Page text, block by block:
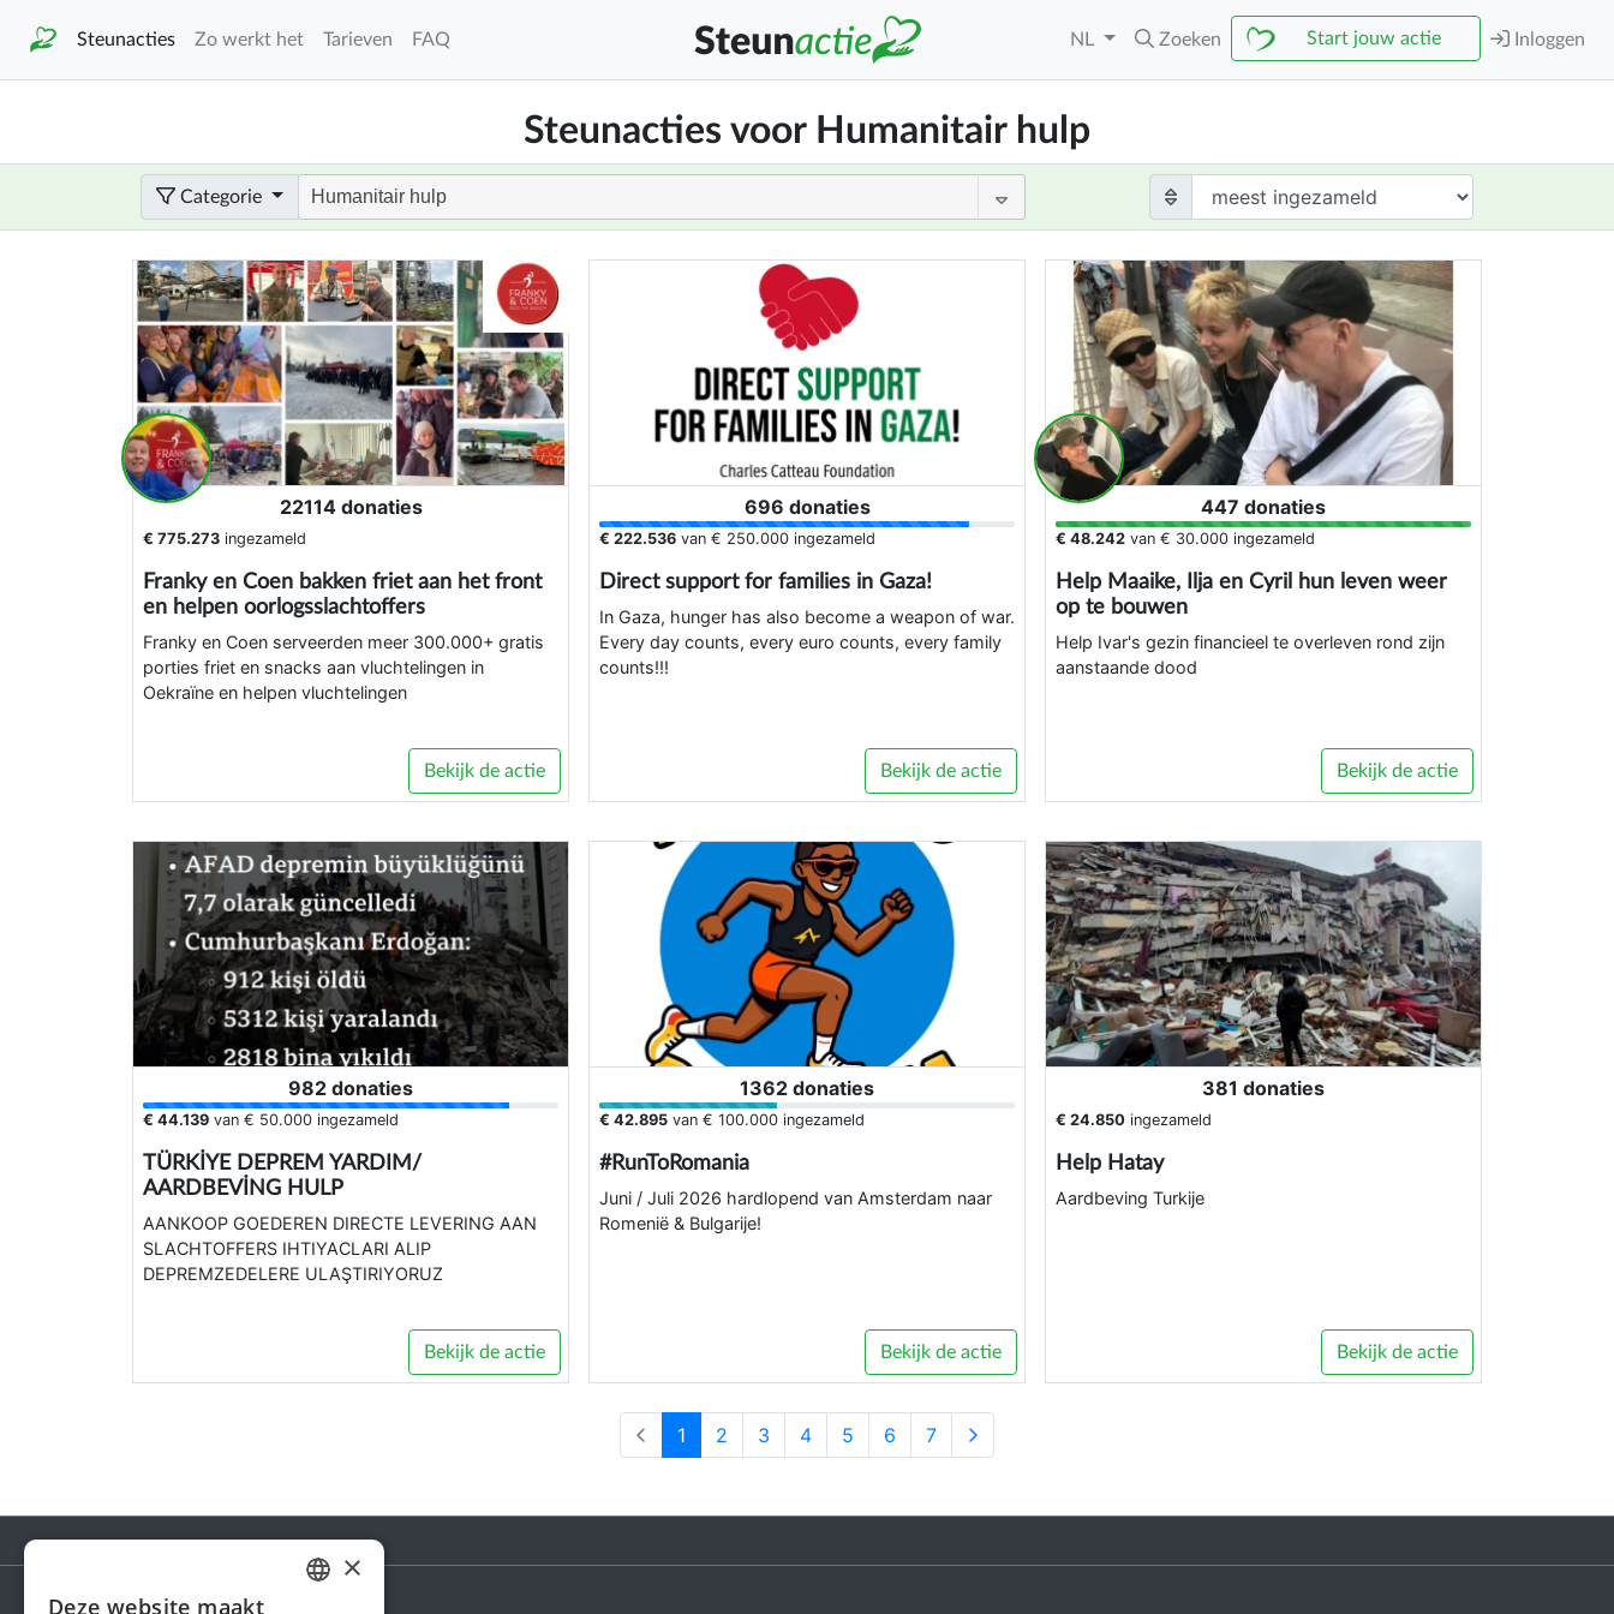
Steunacties Zo werkt het Tarieven FAQ NL Zoeken Start jouw actie Inloggen
Steunacties voor Humanitair hulp
Categorie
22114 donaties
€ 775.273 ingezameld
Franky en Coen bakken friet aan het front
en helpen oorlogsslachtoffers
Franky en Coen serveerden meer 300.000+ gratis
porties friet en snacks aan vluchtelingen in
Oekraïne en helpen vluchtelingen
Bekijk de actie
696 donaties
€ 222.536 van € 250.000 ingezameld
Direct support for families in Gaza!
In Gaza, hunger has also become a weapon of war.
Every day counts, every euro counts, every family
counts!!!
Bekijk de actie
447 donaties
€ 48.242 van € 30.000 ingezameld
Help Maaike, Ilja en Cyril hun leven weer
op te bouwen
Help Ivar's gezin financieel te overleven rond zijn
aanstaande dood
Bekijk de actie
982 donaties
€ 44.139 van € 50.000 ingezameld
TÜRKİYE DEPREM YARDIM/
AARDBEVİNG HULP
AANKOOP GOEDEREN DIRECTE LEVERING AAN
SLACHTOFFERS IHTIYACLARI ALIP
DEPREMZEDELERE ULAŞTIRIYORUZ
Bekijk de actie
1362 donaties
€ 42.895 van € 100.000 ingezameld
#RunToRomania
Juni / Juli 2026 hardlopend van Amsterdam naar
Romenië & Bulgarije!
Bekijk de actie
381 donaties
€ 24.850 ingezameld
Help Hatay
Aardbeving Turkije
Bekijk de actie
1 2 3 4 5 6 7
×
Deze website maakt